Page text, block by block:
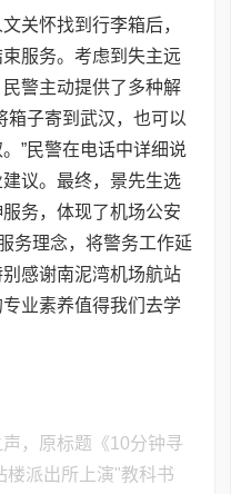
关怀找到行李箱后，
服务。考虑到失主远
警主动提供了多种解
箱子寄到武汉，也可以
”民警在电话中详细说
议。最终，景先生选
务，体现了机场公安
务理念，将警务工作延
感谢南泥湾机场航站
业素养值得我们去学
，原标题《10分钟寻
楼派出所上演"教科书